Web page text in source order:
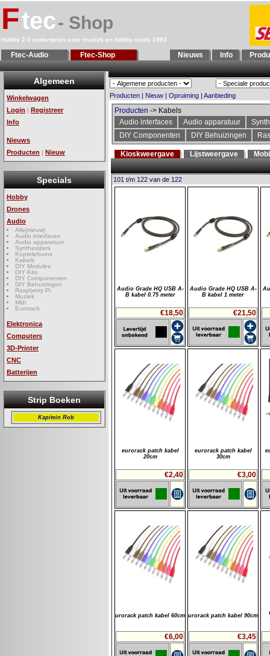
Ftec- Shop
Hobby 2.0 onderdelen voor muziek en hobby sinds 1993
Ftec-Audio Ftec-Shop Nieuws Info
Algemeen
Winkelwagen
Login | Registreer
Info
Nieuws
Producten | Nieuw
Specials
Hobby
Drones
Audio
Alle(nieuw)
Audio interfaces
Audio apparatuur
Synthesizers
Koptelefoons
Kabels
DIY Modules
DIY Kits
DIY Componenten
DIY Behuizingen
Raspberry Pi
Muziek
Midi
Eurorack
Elektronica
Computers
3D-Printer
CNC
Batterijen
Strip Boeken
Kapitein Rob
Producten | Nieuw | Opruiming | Aanbieding
Producten -> Kabels
Audio interfaces
Audio apparatuur
DIY Componenten
DIY Behuizingen
Kioskweergave Lijstweergave
101 t/m 122 van de 122
Audio Grade HQ USB A-
B kabel 0.75 meter
€18,50
Audio Grade HQ USB A-
B kabel 1 meter
€21,50
eurorack patch kabel
20cm
€2,40
eurorack patch kabel
30cm
€3,00
urorack patch kabel 60cm
€6,00
urorack patch kabel 90cm
€3,45